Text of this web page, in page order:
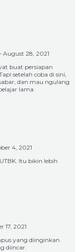
August 28, 2021
buat persiapan
setelah coba di sini,
dan mau ngulang
lama.
4, 2021
Itu bikin lebih
17, 2021
yang diinginkan.
diincar.